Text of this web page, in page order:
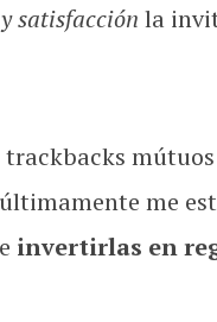
satisfacción la
me
invertirlas en